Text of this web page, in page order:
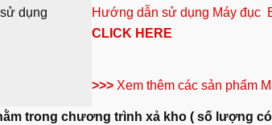
dụng
Hướng dẫn sử dụng Máy đục
CLICK HERE
>>> Xem thêm các sản phẩm
trong chương trình xả kho ( số lượng